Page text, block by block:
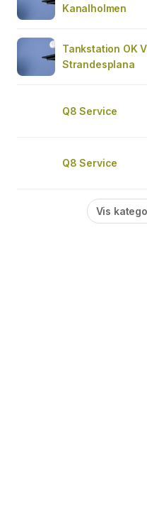
Kanalholmen
Tankstation OK
Strandesplana
Q8 Service
Q8 Service
Vis